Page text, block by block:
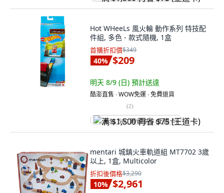
Hot WHeeLs 風火輪 動作系列 特技配
件組, 多色 - 款式隨機, 1盒
首購折扣價$349
40% $209
明天 8/9 (日) 預計送達
酷澎直售 ∙ WOW免運 ∙ 免費退貨
(2)
满 $1,500 再省 $75 (王道卡)
mentari 城鎮火車軌道組 MT7702 3歲
以上, 1盒, Multicolor
折扣後價格$3,290
10% $2,961